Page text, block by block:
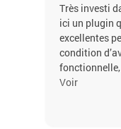
Très investi
ici un plugin
excellentes
condition
Voir